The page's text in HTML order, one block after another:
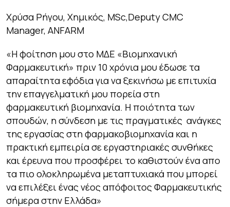
Χρύσα Ρήγου, Χημικός, MSc,Deputy CMC
Manager, ANFARM
«Η φοίτηση μου στο ΜΔΕ «Βιομηχανική
Φαρμακευτική» πριν 10 χρόνια μου έδωσε τα
απαραίτητα εφόδια για να ξεκινήσω με επιτυχία
την επαγγελματική μου πορεία στη
φαρμακευτική βιομηχανία. Η ποιότητα των
σπουδών, η σύνδεση με τις πραγματικές ανάγκες
της εργασίας στη φαρμακοβιομηχανία και η
πρακτική εμπειρία σε εργαστηριακές συνθήκες
και έρευνα που προσφέρει το καθιστούν ένα απο
τα πιο ολοκληρωμένα μεταπτυχιακά που μπορεί
να επιλέξει ένας νέος απόφοιτος Φαρμακευτικής
σήμερα στην Ελλάδα»